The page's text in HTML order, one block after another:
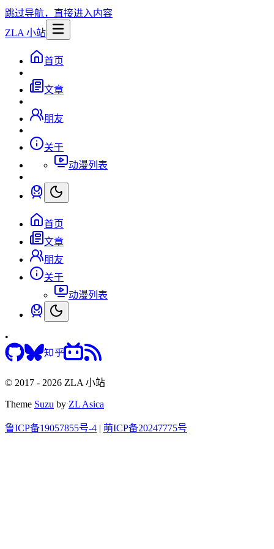
跳过导航，直接进入内容
ZLA 小站
首页
文章
朋友
关于
动漫列表
首页
文章
朋友
关于
动漫列表
•
© 2017 - 2026 ZLA 小站
Theme Suzu by ZL Asica
鲁ICP备19057855号-4 | 萌ICP备20247775号